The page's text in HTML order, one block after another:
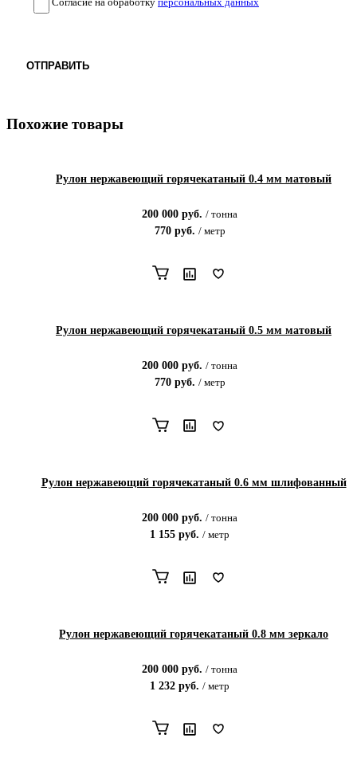
ОТПРАВИТЬ
Похожие товары
Рулон нержавеющий горячекатаный 0.4 мм матовый
200 000 руб. / тонна
770руб. / метр
Рулон нержавеющий горячекатаный 0.5 мм матовый
200 000 руб. / тонна
770руб. / метр
Рулон нержавеющий горячекатаный 0.6 мм шлифованный
200 000 руб. / тонна
1 155 руб. / метр
Рулон нержавеющий горячекатаный 0.8 мм зеркало
200 000 руб. / тонна
1 232 руб. / метр